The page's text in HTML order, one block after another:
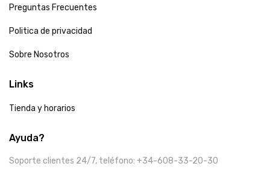
Preguntas Frecuentes
Politica de privacidad
Sobre Nosotros
Links
Tienda y horarios
Ayuda?
Soporte clientes 24/7, teléfono: +34-608-33-20-30